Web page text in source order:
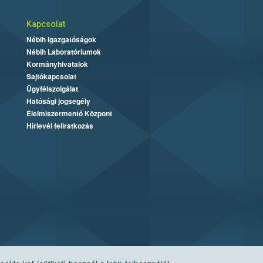
Kapcsolat
Nébih Igazgatóságok
Nébih Laboratóriumok
Kormányhivatalok
Sajtókapcsolat
Ügyfélszolgálat
Hatósági jogsegély
Élelmiszermentő Központ
Hírlevél feliratkozás